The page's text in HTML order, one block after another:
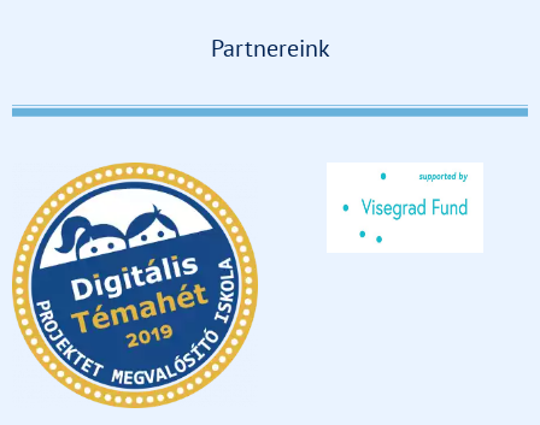
Partnereink